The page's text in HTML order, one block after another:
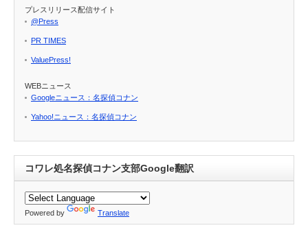
プレスリリース配信サイト
@Press
PR TIMES
ValuePress!
WEBニュース
Googleニュース：名探偵コナン
Yahoo!ニュース：名探偵コナン
コワレ処名探偵コナン支部Google翻訳
Powered by Translate